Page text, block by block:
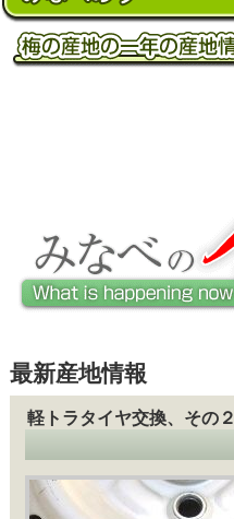
最新産地情報
軽トラタイヤ交換、その２